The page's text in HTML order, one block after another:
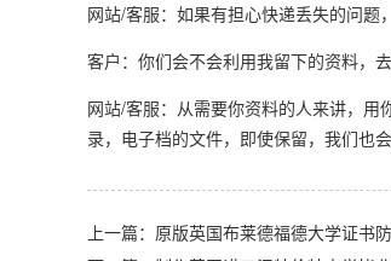
网站/客服：如果有担心快递丢失的问题
客户：你们会不会利用我留下的资料，
网站/客服：从需要你资料的人来讲，
录，电子档的文件，即使保留，我们也
上一篇：原版英国布莱德福德大学证书